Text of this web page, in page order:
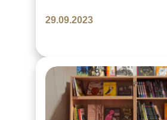
29.09.2023